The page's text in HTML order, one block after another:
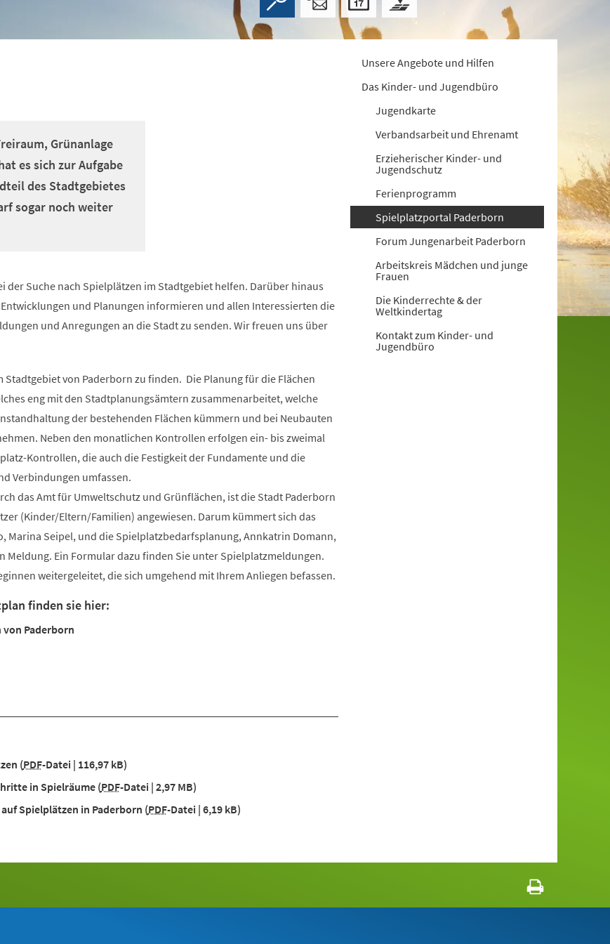
Grünanlage
es sich zur Aufgabe
des Stadtgebietes
sogar noch weiter
der Suche nach Spielplätzen im Stadtgebiet helfen. Darüber hinaus
und Planungen informieren und allen Interessierten die
und Anregungen an die Stadt zu senden. Wir freuen uns über
Stadtgebiet von Paderborn zu finden. Die Planung für die Flächen
eng mit den Stadtplanungsämtern zusammenarbeitet, welche
der bestehenden Flächen kümmern und bei Neubauten
Neben den monatlichen Kontrollen erfolgen ein- bis zweimal
Kontrollen, die auch die Festigkeit der Fundamente und die
Verbindungen umfassen.
das Amt für Umweltschutz und Grünflächen, ist die Stadt Paderborn
(Kinder/Eltern/Familien) angewiesen. Darum kümmert sich das
Marina Seipel, und die Spielplatzbedarfsplanung, Annkatrin Domann,
Meldung. Ein Formular dazu finden Sie unter Spielplatzmeldungen.
weitergeleitet, die sich umgehend mit Ihrem Anliegen befassen.
finden sie hier:
Paderborn
PDF-Datei 116,97 kB
in Spielräume PDF-Datei 2,97 MB
Spielplätzen in Paderborn PDF-Datei 6,19 kB
Unsere Angebote und Hilfen
Das Kinder- und Jugendbüro
Jugendkarte
Verbandsarbeit und Ehrenamt
Erzieherischer Kinder- und
Jugendschutz
Ferienprogramm
Spielplatzportal Paderborn
Forum Jungenarbeit Paderborn
Arbeitskreis Mädchen und junge
Frauen
Die Kinderrechte & der
Weltkindertag
Kontakt zum Kinder- und
Jugendbüro